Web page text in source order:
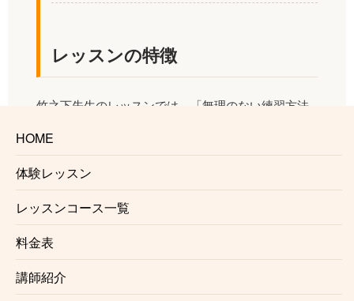
HOME
体験レッスン
レッスンコース一覧
料金表
講師紹介
レッスンの特徴
竹之下先生のレッスンでは、「無理のない練習方法
い！」「こんなふうに楽しみたい！」という気持ち
を大切にしています。ピアノに加えてソルフェージ
ュ・楽典を専門としているため、演奏技術と音楽理
論を結びつけた深いレッスンが可能です。対面レッ
スンの利点を活かし、音の出し方や指の動き、体の
使い方をその場で確認しながら、具体的で分かりや